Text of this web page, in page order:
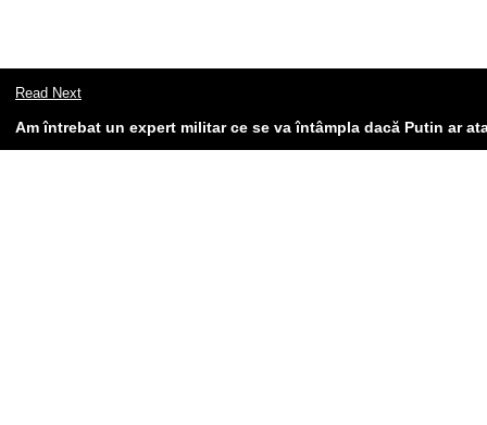
Read Next
Am întrebat un expert militar ce se va întâmpla dacă Putin ar